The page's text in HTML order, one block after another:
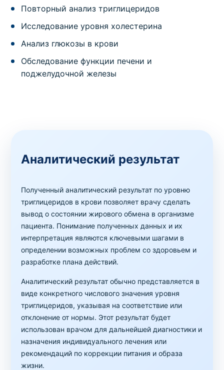
Повторный анализ триглицеридов
Исследование уровня холестерина
Анализ глюкозы в крови
Обследование функции печени и
поджелудочной железы
Аналитический результат
Полученный аналитический результат по уровню
триглицеридов в крови позволяет врачу сделать
вывод о состоянии жирового обмена в организме
пациента. Понимание полученных данных и их
интерпретация являются ключевыми шагами в
определении возможных проблем со здоровьем и
разработке плана действий.
Аналитический результат обычно представляется в
виде конкретного числового значения уровня
триглицеридов, указывая на соответствие или
отклонение от нормы. Этот результат будет
использован врачом для дальнейшей диагностики и
назначения индивидуального лечения или
рекомендаций по коррекции питания и образа
жизни.